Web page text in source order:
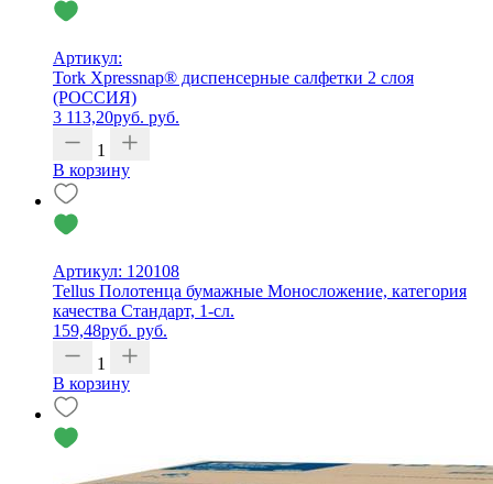
Артикул:
Tork Xpressnap® диспенсерные салфетки 2 слоя
(РОССИЯ)
3 113,20руб. руб.
1
В корзину
Артикул: 120108
Tellus Полотенца бумажные Моносложение, категория
качества Стандарт, 1-сл.
159,48руб. руб.
1
В корзину